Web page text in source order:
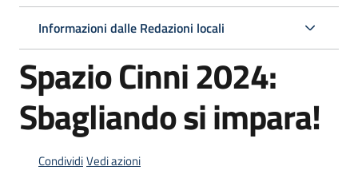
Servizi
Centri
per
le
Informazioni dalle Redazioni locali
Spazio Cinni 2024:
Sbagliando si impara!
CondividiVedi azioni